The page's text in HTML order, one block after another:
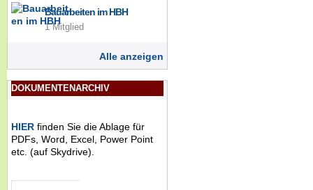
Bauarbeiten im HBH
1 Mitglied
Alle anzeigen
DOKUMENTENARCHIV
HIER finden Sie die Ablage für
PDFs, Word, Excel, Power Point
etc. (auf Skydrive).